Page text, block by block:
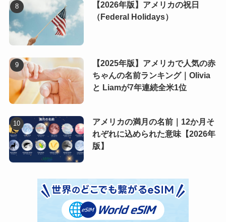
【2026年版】アメリカの祝日
（Federal Holidays）
【2025年版】アメリカで人気の赤
ちゃんの名前ランキング｜Olivia
と Liamが7年連続全米1位
アメリカの満月の名前｜12か月そ
れぞれに込められた意味【2026年
版】